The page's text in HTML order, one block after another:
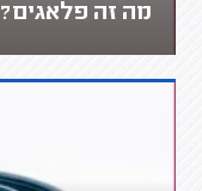
מה זה פלאגים?